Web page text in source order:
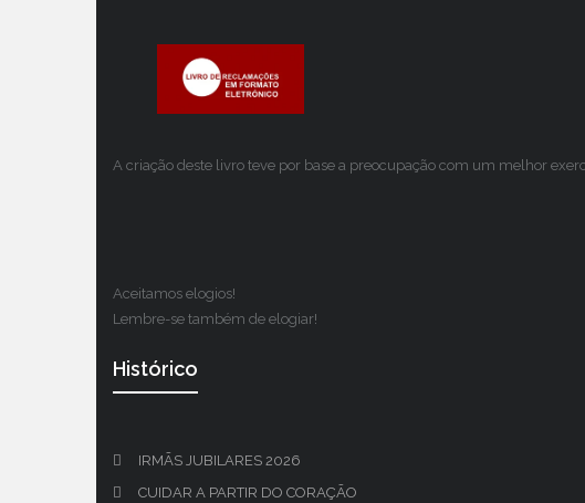
A criação deste livro teve por base a preocupação com um melhor
Aceitamos elogios!
Lembre-se também de elogiar!
Histórico
IRMÃS JUBILARES 2026
CUIDAR A PARTIR DO CORAÇÃO